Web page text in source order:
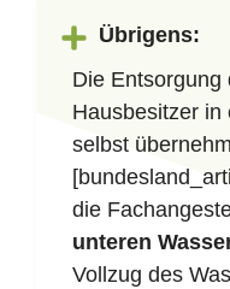
Übrigens:
Die Entsorgung
Hausbesitzer in
selbst
die
unteren
Vollzug des